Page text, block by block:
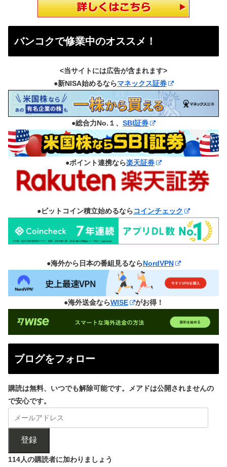
バンコクで修業中のオススメ！
<当サイトには広告が含まれます>
●新NISA始めるならマネックス証券
●総合力No.１、 SBI証券
●ポイント連携なら楽天証券
●ビットコイン積立始めるならコインチェック
●海外から日本の番組見るならNordVPN
●海外送金ならWISE がお得！
ブログをフォロー
購読は無料、いつでも解除可能です。メアドは公開されませんの
で安心です。
登録
114人の購読者に加わりましょう